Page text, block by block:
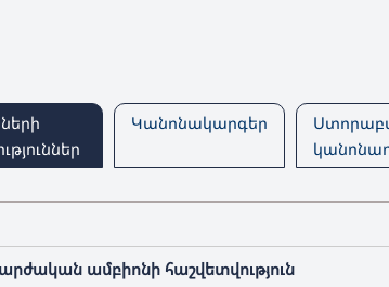
Կանոնակարգեր
ամբիոնի հաշվետվություն